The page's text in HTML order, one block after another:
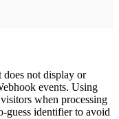
does not display or
events. Using
when processing
guess identifier to avoid